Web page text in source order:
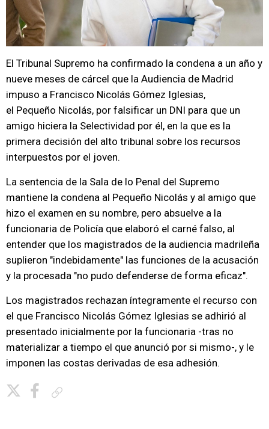
El Tribunal Supremo ha confirmado la condena a un año y
nueve meses de cárcel que la Audiencia de Madrid
impuso a Francisco Nicolás Gómez Iglesias,
el Pequeño Nicolás, por falsificar un DNI para que un
amigo hiciera la Selectividad por él, en la que es la
primera decisión del alto tribunal sobre los recursos
interpuestos por el joven.
La sentencia de la Sala de lo Penal del Supremo
mantiene la condena al Pequeño Nicolás y al amigo que
hizo el examen en su nombre, pero absuelve a la
funcionaria de Policía que elaboró el carné falso, al
entender que los magistrados de la audiencia madrileña
suplieron "indebidamente" las funciones de la acusación
y la procesada "no pudo defenderse de forma eficaz".
Los magistrados rechazan íntegramente el recurso con
el que Francisco Nicolás Gómez Iglesias se adhirió al
presentado inicialmente por la funcionaria -tras no
materializar a tiempo el que anunció por si mismo-, y le
imponen las costas derivadas de esa adhesión.